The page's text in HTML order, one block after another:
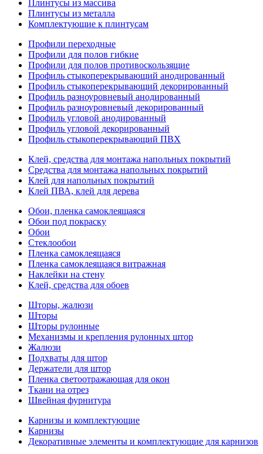
Плинтусы из массива
Плинтусы из металла
Комплектующие к плинтусам
Профили переходные
Профили для полов гибкие
Профили для полов противоскользящие
Профиль стыкоперекрывающий анодированный
Профиль стыкоперекрывающий декорированный
Профиль разноуровневый анодированный
Профиль разноуровневый декорированный
Профиль угловой анодированный
Профиль угловой декорированный
Профиль стыкоперекрывающий ПВХ
Клей, средства для монтажа напольных покрытий
Средства для монтажа напольных покрытий
Клей для напольных покрытий
Клей ПВА, клей для дерева
Обои, пленка самоклеящаяся
Обои под покраску
Обои
Стеклообои
Пленка самоклеящаяся
Пленка самоклеящаяся витражная
Наклейки на стену
Клей, средства для обоев
Шторы, жалюзи
Шторы
Шторы рулонные
Механизмы и крепления рулонных штор
Жалюзи
Подхваты для штор
Держатели для штор
Пленка светоотражающая для окон
Ткани на отрез
Швейная фурнитура
Карнизы и комплектующие
Карнизы
Декоративные элементы и комплектующие для карнизов